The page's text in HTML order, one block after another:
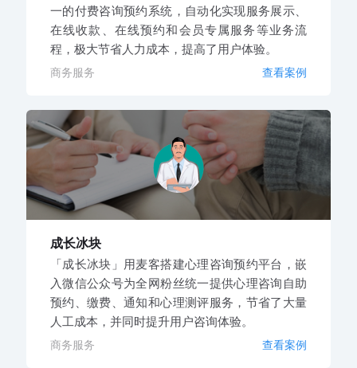
一的付费咨询预约系统，自动化实现服务展示、
在线收款、在线预约和会员专属服务等业务流
程，极大节省人力成本，提高了用户体验。
商务服务 查看案例
成长冰块
「成长冰块」用麦客搭建心理咨询预约平台，嵌
入微信公众号为全网粉丝统一提供心理咨询自助
预约、缴费、通知和心理测评服务，节省了大量
人工成本，并同时提升用户咨询体验。
商务服务 查看案例